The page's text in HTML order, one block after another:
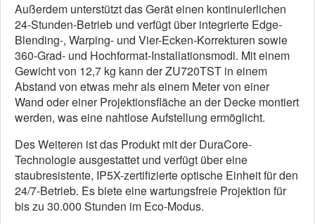
Außerdem unterstützt das Gerät einen kontinuierlichen
24-Stunden-Betrieb und verfügt über integrierte Edge-
Blending-, Warping- und Vier-Ecken-Korrekturen sowie
360-Grad- und Hochformat-Installationsmodi. Mit einem
Gewicht von 12,7 kg kann der ZU720TST in einem
Abstand von etwas mehr als einem Meter von einer
Wand oder einer Projektionsfläche an der Decke montiert
werden, was eine nahtlose Aufstellung ermöglicht.
Des Weiteren ist das Produkt mit der DuraCore-
Technologie ausgestattet und verfügt über eine
staubresistente, IP5X-zertifizierte optische Einheit für den
24/7-Betrieb. Es biete eine wartungsfreie Projektion für
bis zu 30.000 Stunden im Eco-Modus.